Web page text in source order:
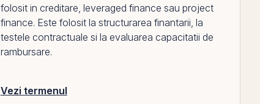
folosit in creditare, leveraged finance sau project
finance. Este folosit la structurarea finantarii, la
testele contractuale si la evaluarea capacitatii de
rambursare.
Vezi termenul